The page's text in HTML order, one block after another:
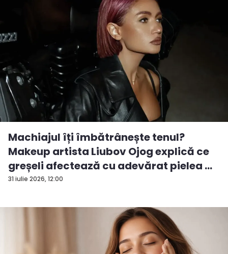
31 iulie 2026, 12:00
Machiajul îți îmbătrânește tenul?
Makeup artista Liubov Ojog explică ce
greșeli afectează cu adevărat pielea ...